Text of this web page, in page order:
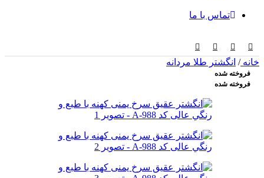
تماس با ما
خانه/ انگشتر طلا مردانه
فروخته شده
فروخته شده